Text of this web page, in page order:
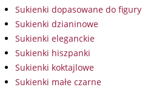
Sukienki dopasowane do figury
Sukienki dzianinowe
Sukienki eleganckie
Sukienki hiszpanki
Sukienki koktajlowe
Sukienki małe czarne